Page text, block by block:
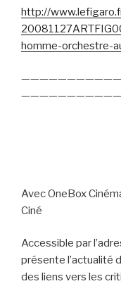
http://
homme-orchestre-
Avec OneBox
Ciné
Accessible par
présente l’actualité
des liens vers les